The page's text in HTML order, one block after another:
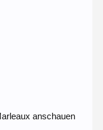
anschauen